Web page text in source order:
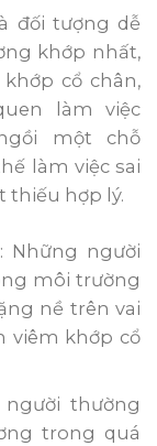
đối tượng dễ
khớp nhất,
cổ chân,
làm việc
một chỗ
làm việc sai
thiếu hợp lý.
Những người
môi trường
nề trên vai
viêm khớp cổ
thường
trong quá